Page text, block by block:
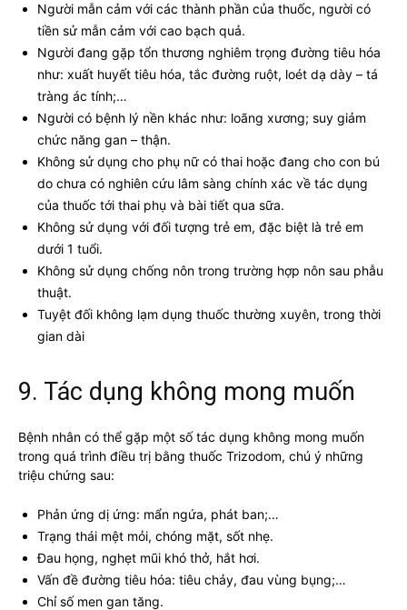
Người mẫn cảm với các thành phần của thuốc, người có
tiền sử mẫn cảm với cao bạch quả.
Người đang gặp tổn thương nghiêm trọng đường tiêu hóa
như: xuất huyết tiêu hóa, tắc đường ruột, loét dạ dày – tá
tràng ác tính;…
Người có bệnh lý nền khác như: loãng xương; suy giảm
chức năng gan – thận.
Không sử dụng cho phụ nữ có thai hoặc đang cho con bú
do chưa có nghiên cứu lâm sàng chính xác về tác dụng
của thuốc tới thai phụ và bài tiết qua sữa.
Không sử dụng với đối tượng trẻ em, đặc biệt là trẻ em
dưới 1 tuổi.
Không sử dụng chống nôn trong trường hợp nôn sau phẫu
thuật.
Tuyệt đối không lạm dụng thuốc thường xuyên, trong thời
gian dài
9. Tác dụng không mong muốn
Bệnh nhân có thể gặp một số tác dụng không mong muốn
trong quá trình điều trị bằng thuốc Trizodom, chú ý những
triệu chứng sau:
Phản ứng dị ứng: mẩn ngứa, phát ban;…
Trạng thái mệt mỏi, chóng mặt, sốt nhẹ.
Đau họng, nghẹt mũi khó thở, hắt hơi.
Vấn đề đường tiêu hóa: tiêu chảy, đau vùng bụng;…
Chỉ số men gan tăng.